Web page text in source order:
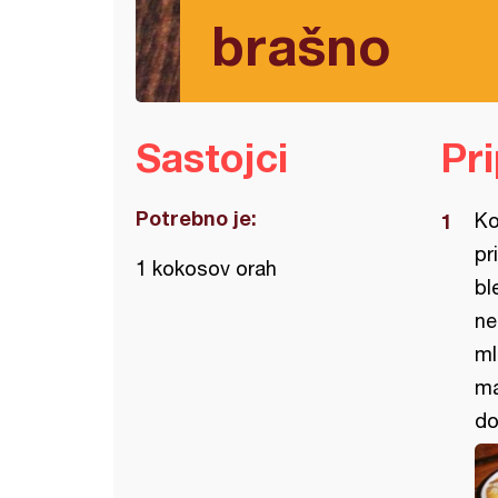
brašno
Sastojci
Potrebno je:
1 kokosov orah